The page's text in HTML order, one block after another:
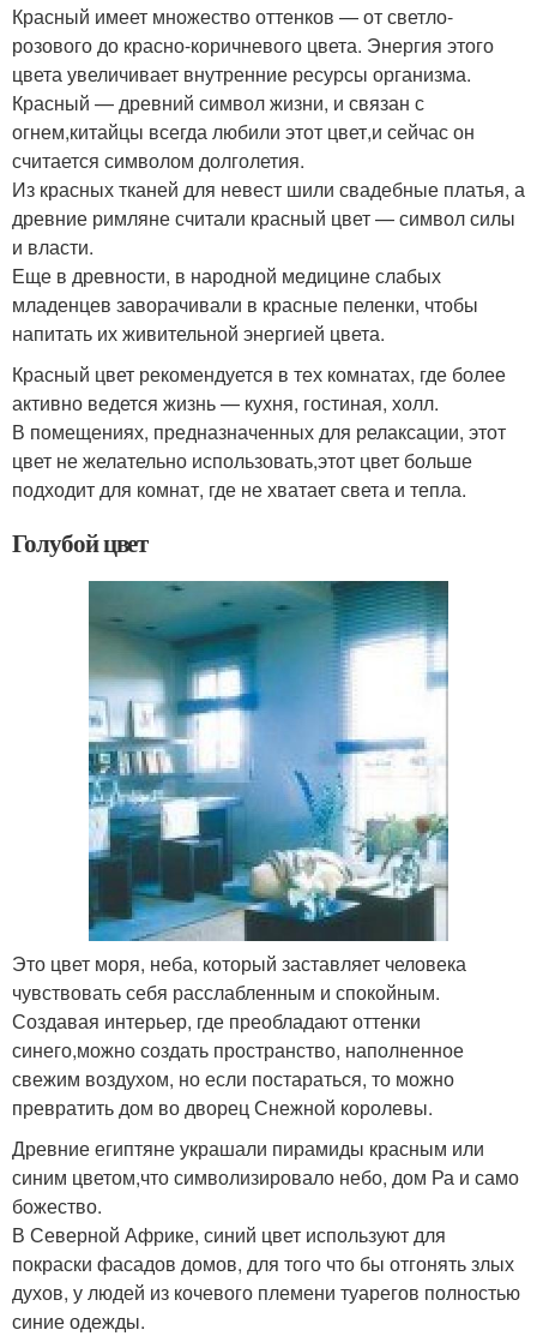
Красный имеет множество оттенков — от светло-
розового до красно-коричневого цвета. Энергия этого
цвета увеличивает внутренние ресурсы организма.
Красный — древний символ жизни, и связан с
огнем,китайцы всегда любили этот цвет,и сейчас он
считается символом долголетия.
Из красных тканей для невест шили свадебные платья, а
древние римляне считали красный цвет — символ силы
и власти.
Еще в древности, в народной медицине слабых
младенцев заворачивали в красные пеленки, чтобы
напитать их живительной энергией цвета.
Красный цвет рекомендуется в тех комнатах, где более
активно ведется жизнь — кухня, гостиная, холл.
В помещениях, предназначенных для релаксации, этот
цвет не желательно использовать,этот цвет больше
подходит для комнат, где не хватает света и тепла.
Голубой цвет
Это цвет моря, неба, который заставляет человека
чувствовать себя расслабленным и спокойным.
Создавая интерьер, где преобладают оттенки
синего,можно создать пространство, наполненное
свежим воздухом, но если постараться, то можно
превратить дом во дворец Снежной королевы.
Древние египтяне украшали пирамиды красным или
синим цветом,что символизировало небо, дом Ра и само
божество.
В Северной Африке, синий цвет используют для
покраски фасадов домов, для того что бы отгонять злых
духов, у людей из кочевого племени туарегов полностью
синие одежды.